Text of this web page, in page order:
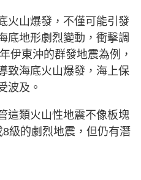
火山爆發，不僅可能引發
底地形劇烈變動，衝擊調
伊東沖的群發地震為例，
致海底火山爆發，海上保
波及。
這類火山性地震不像板塊
級的劇烈地震，但仍有潛